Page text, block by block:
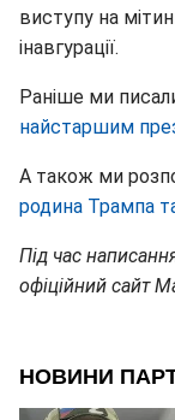
виступу на
інавгурації.
Раніше ми
найстаршим
А також ми
родина Трампа
Під час
офіційний сайт